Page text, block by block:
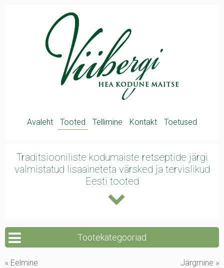
Avaleht Tooted Tellimine Kontakt Toetused
Traditsiooniliste kodumaiste retseptide järgi
valmistatud lisaaineteta värsked ja tervislikud
Eesti tooted
Tootekategooriad
« Eelmine Järgmine »